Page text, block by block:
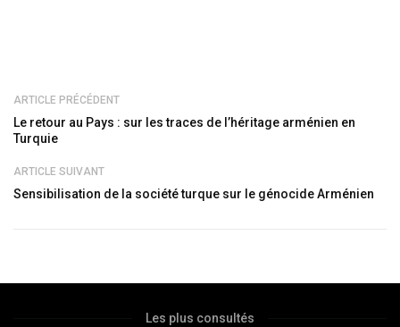
ARTICLE PRÉCÉDENT
Le retour au Pays : sur les traces de l’héritage arménien en
Turquie
ARTICLE SUIVANT
Sensibilisation de la société turque sur le génocide Arménien
Les plus consultés